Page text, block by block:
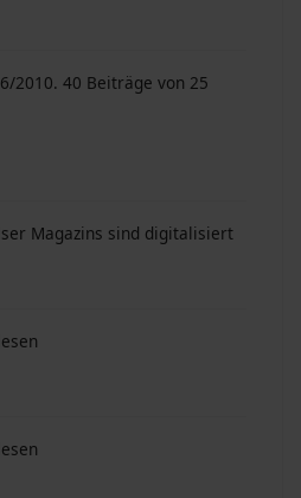
2010. 40 Beiträge von 25
Magazins sind digitalisiert